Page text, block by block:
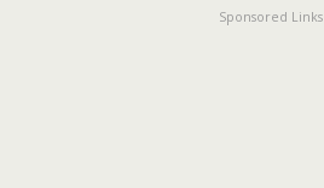
Sponsored Links